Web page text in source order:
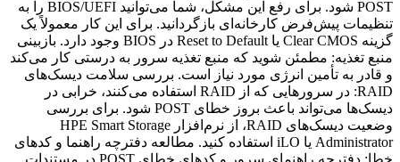
POST شود. برای رفع این مشکل، شما می‌توانید BIOS/UEFI را به
تنظیمات پیش‌فرض کارخانه‌ای بازگردانید. برای این کار معمولاً یک
گزینه Clear CMOS یا Reset to Default در BIOS وجود دارد. بازبینی
منبع تغذیه: مطمئن شوید که منبع تغذیه سرور به درستی کار می‌کند
و قادر به تأمین انرژی مورد نیاز است. بررسی سلامت دیسک‌های
RAID: در سرورهایی که از RAID استفاده می‌کنند، خرابی در
دیسک‌ها می‌تواند باعث بروز خطای POST شود. برای بررسی
وضعیت دیسک‌های RAID، از نرم‌افزار HPE Smart Storage
Administrator یا iLO استفاده کنید. مطالعه دفترچه راهنما و کدهای
خطا: دفترچه راهنمای سرور و کدهای خطای POST در مستندات